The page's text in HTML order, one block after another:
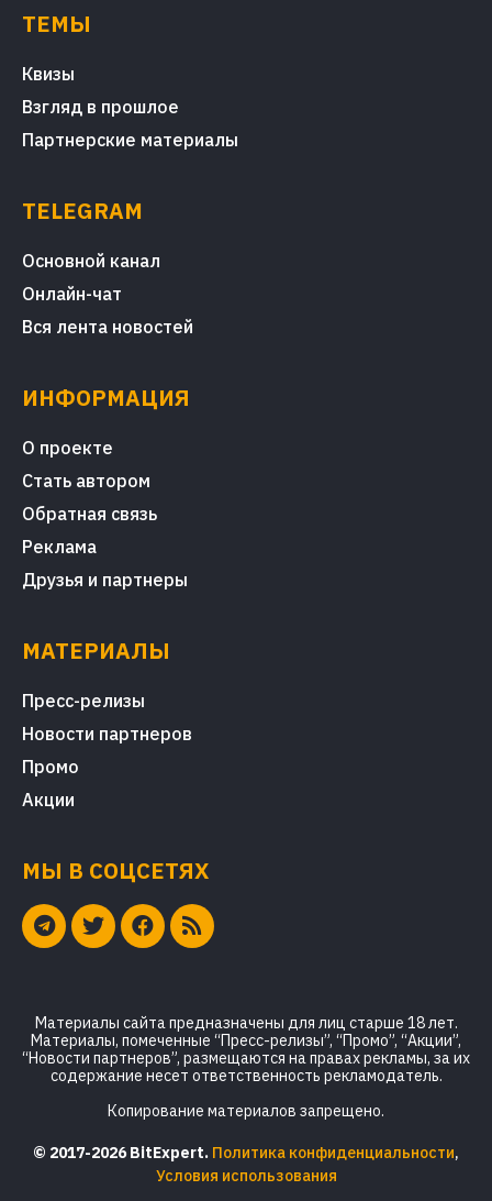
ТЕМЫ
Квизы
Взгляд в прошлое
Партнерские материалы
TELEGRAM
Основной канал
Онлайн-чат
Вся лента новостей
ИНФОРМАЦИЯ
О проекте
Стать автором
Обратная связь
Реклама
Друзья и партнеры
МАТЕРИАЛЫ
Пресс-релизы
Новости партнеров
Промо
Акции
МЫ В СОЦСЕТЯХ
Материалы сайта предназначены для лиц старше 18 лет.
Материалы, помеченные “Пресс-релизы”, “Промо”, “Акции”,
“Новости партнеров”, размещаются на правах рекламы, за их
содержание несет ответственность рекламодатель.
Копирование материалов запрещено.
© 2017-2026 BitExpert. Политика конфиденциальности,
Условия использования